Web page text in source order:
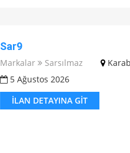
Sar9
Markalar Sarsılmaz
5 Ağustos 2026
İLAN DETAYINA GIT